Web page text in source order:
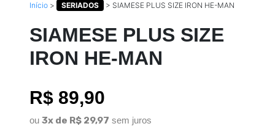
Início > SERIADOS > SIAMESE PLUS SIZE IRON HE-MAN
SIAMESE PLUS SIZE
IRON HE-MAN
R$ 89,90
ou 3x de R$ 29,97 sem juros